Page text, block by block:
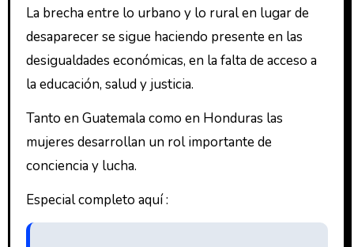
La brecha entre lo urbano y lo rural en lugar de
desaparecer se sigue haciendo presente en las
desigualdades económicas, en la falta de acceso a
la educación, salud y justicia.
Tanto en Guatemala como en Honduras las
mujeres desarrollan un rol importante de
conciencia y lucha.
Especial completo aquí :